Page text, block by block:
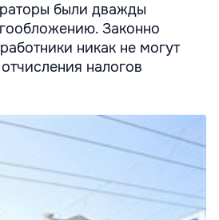
были дважды
Законно
никак не могут
налогов